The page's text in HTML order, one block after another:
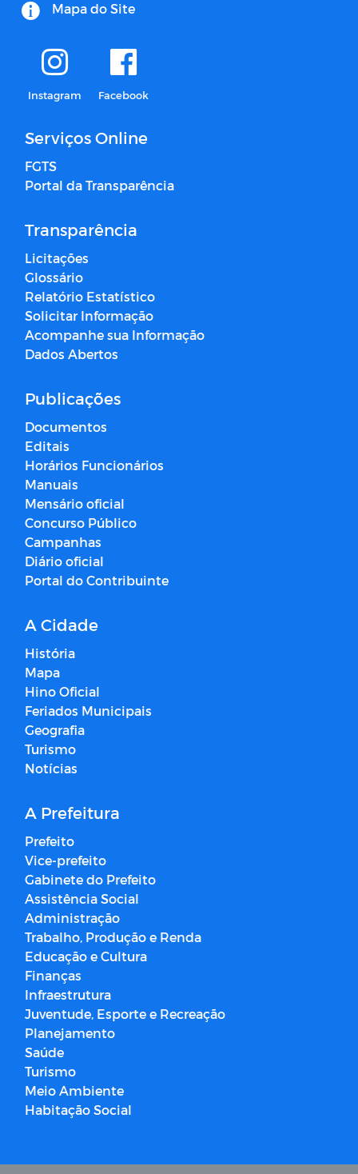
Mapa do Site
Instagram Facebook
Serviços Online
FGTS
Portal da Transparência
Transparência
Licitações
Glossário
Relatório Estatístico
Solicitar Informação
Acompanhe sua Informação
Dados Abertos
Publicações
Documentos
Editais
Horários Funcionários
Manuais
Mensário oficial
Concurso Público
Campanhas
Diário oficial
Portal do Contribuinte
A Cidade
História
Mapa
Hino Oficial
Feriados Municipais
Geografia
Turismo
Notícias
A Prefeitura
Prefeito
Vice-prefeito
Gabinete do Prefeito
Assistência Social
Administração
Trabalho, Produção e Renda
Educação e Cultura
Finanças
Infraestrutura
Juventude, Esporte e Recreação
Planejamento
Saúde
Turismo
Meio Ambiente
Habitação Social